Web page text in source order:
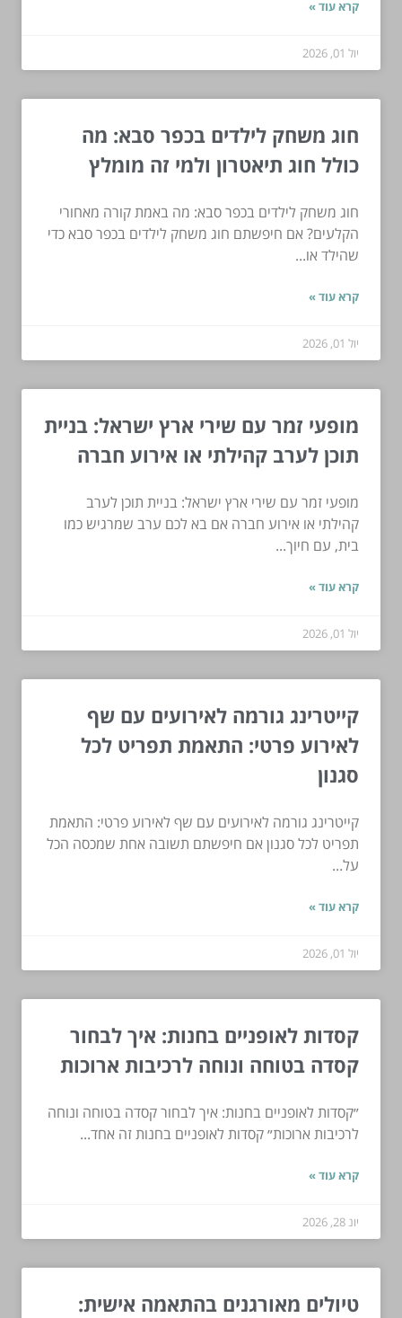
קרא עוד »
יול 01, 2026
חוג משחק לילדים בכפר סבא: מה
כולל חוג תיאטרון ולמי זה מומלץ
חוג משחק לילדים בכפר סבא: מה באמת קורה מאחורי
הקלעים? אם חיפשתם חוג משחק לילדים בכפר סבא כדי
שהילד או...
קרא עוד »
יול 01, 2026
מופעי זמר עם שירי ארץ ישראל: בניית
תוכן לערב קהילתי או אירוע חברה
מופעי זמר עם שירי ארץ ישראל: בניית תוכן לערב
קהילתי או אירוע חברה אם בא לכם ערב שמרגיש כמו
בית, עם חיוך...
קרא עוד »
יול 01, 2026
קייטרינג גורמה לאירועים עם שף
לאירוע פרטי: התאמת תפריט לכל
סגנון
קייטרינג גורמה לאירועים עם שף לאירוע פרטי: התאמת
תפריט לכל סגנון אם חיפשתם תשובה אחת שמכסה הכל
על...
קרא עוד »
יול 01, 2026
קסדות לאופניים בחנות: איך לבחור
קסדה בטוחה ונוחה לרכיבות ארוכות
״קסדות לאופניים בחנות: איך לבחור קסדה בטוחה ונוחה
לרכיבות ארוכות״ קסדות לאופניים בחנות זה אחד...
קרא עוד »
יונ 28, 2026
טיולים מאורגנים בהתאמה אישית: